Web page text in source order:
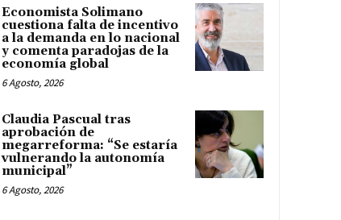
Economista Solimano
cuestiona falta de incentivo
a la demanda en lo nacional
y comenta paradojas de la
economía global
6 Agosto, 2026
Claudia Pascual tras
aprobación de
megarreforma: “Se estaría
vulnerando la autonomía
municipal”
6 Agosto, 2026